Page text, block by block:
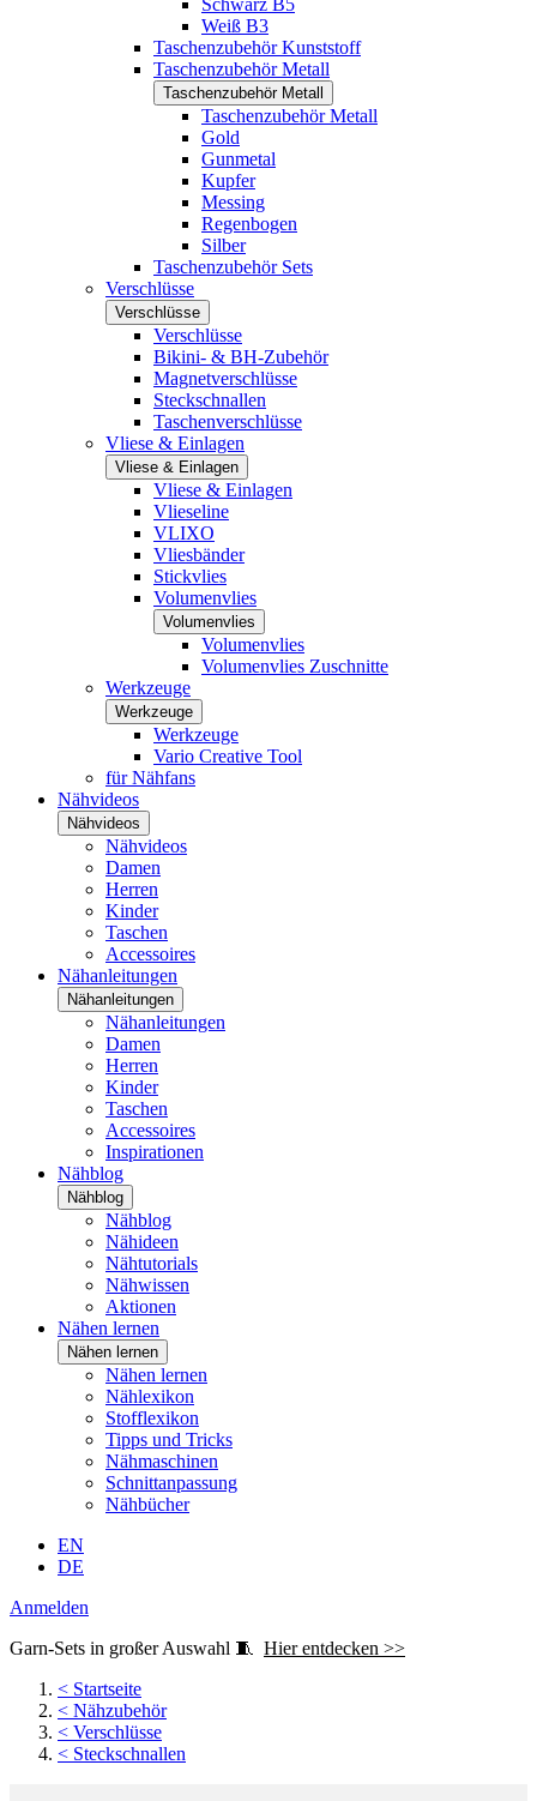
Schwarz B5
Weiß B3
Taschenzubehör Kunststoff
Taschenzubehör Metall
Taschenzubehör Metall
Taschenzubehör Metall
Gold
Gunmetal
Kupfer
Messing
Regenbogen
Silber
Taschenzubehör Sets
Verschlüsse
Verschlüsse
Verschlüsse
Bikini- & BH-Zubehör
Magnetverschlüsse
Steckschnallen
Taschenverschlüsse
Vliese & Einlagen
Vliese & Einlagen
Vliese & Einlagen
Vlieseline
VLIXO
Vliesbänder
Stickvlies
Volumenvlies
Volumenvlies
Volumenvlies
Volumenvlies Zuschnitte
Werkzeuge
Werkzeuge
Werkzeuge
Vario Creative Tool
für Nähfans
Nähvideos
Nähvideos
Nähvideos
Damen
Herren
Kinder
Taschen
Accessoires
Nähanleitungen
Nähanleitungen
Nähanleitungen
Damen
Herren
Kinder
Taschen
Accessoires
Inspirationen
Nähblog
Nähblog
Nähblog
Nähideen
Nähtutorials
Nähwissen
Aktionen
Nähen lernen
Nähen lernen
Nähen lernen
Nählexikon
Stofflexikon
Tipps und Tricks
Nähmaschinen
Schnittanpassung
Nähbücher
EN
DE
Anmelden
Garn-Sets in großer Auswahl 🧵 Hier entdecken >>
< Startseite
< Nähzubehör
< Verschlüsse
< Steckschnallen